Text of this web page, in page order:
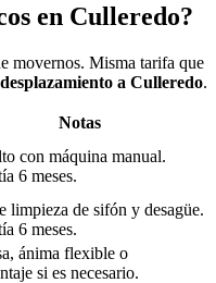
en Culleredo?
movernos. Misma tarifa que
a Culleredo.
Notas
con máquina manual.
6 meses.
limpieza de sifón y desagüe.
6 meses.
ánima flexible o
si es necesario.